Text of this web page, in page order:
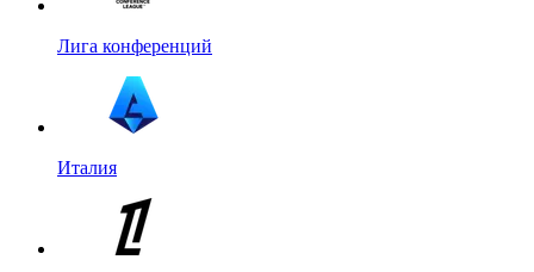
Лига конференций
Италия